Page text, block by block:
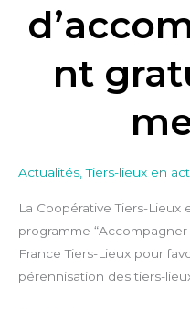
nt
Actualités,Tiers-lieux en
La Coopérative Tiers-Lieux
programme
France Tiers-Lieux pour
pérennisation des tiers-